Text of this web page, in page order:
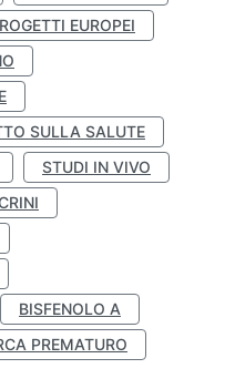
EUROPEI
SULLA SALUTE
STUDI IN VIVO
BISFENOLO A
PREMATURO